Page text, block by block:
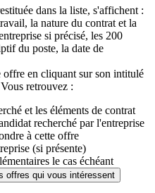
dans la liste, s'affichent :
la nature du contrat et la
si précisé, les 200
du poste, la date de
offre en cliquant sur son intitulé
retrouvez :
et les éléments de contrat
recherché par l'entreprise
à cette offre
(si présente)
le cas échéant
offres qui vous intéressent